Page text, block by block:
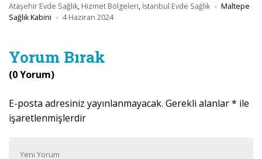
Ataşehir Evde Sağlık, Hizmet Bölgeleri, İstanbul Evde Sağlık
Maltepe
Sağlık Kabini
4 Haziran 2024
Yorum Bırak
(0 Yorum)
E-posta adresiniz yayınlanmayacak. Gerekli alanlar* ile
işaretlenmişlerdir